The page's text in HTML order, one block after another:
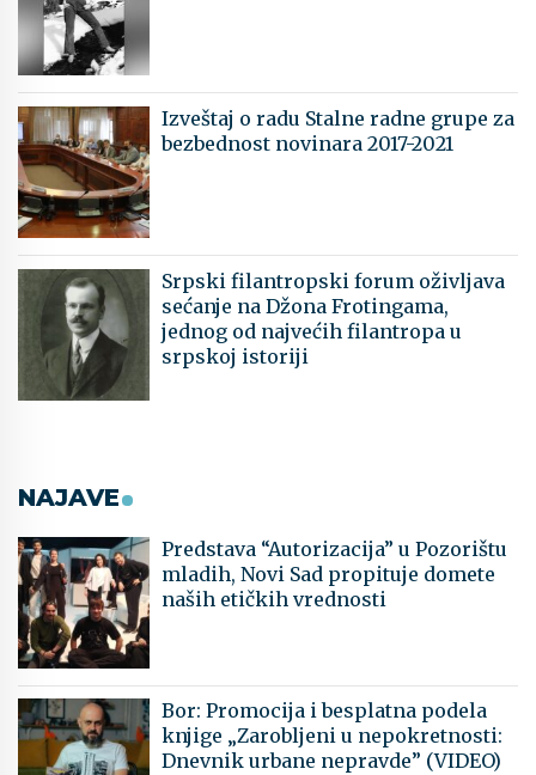
Izveštaj o radu Stalne radne grupe za
bezbednost novinara 2017-2021
Srpski filantropski forum oživljava
sećanje na Džona Frotingama,
jednog od najvećih filantropa u
srpskoj istoriji
NAJAVE
Predstava “Autorizacija” u Pozorištu
mladih, Novi Sad propituje domete
naših etičkih vrednosti
Bor: Promocija i besplatna podela
knjige „Zarobljeni u nepokretnosti:
Dnevnik urbane nepravde” (VIDEO)